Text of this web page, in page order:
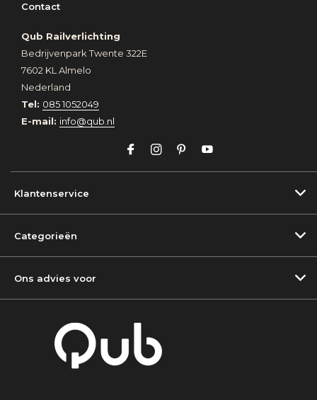
Contact
Qub Railverlichting
Bedrijvenpark Twente 322E
7602 KL Almelo
Nederland
Tel: 085 1052049
E-mail: info@qub.nl
Klantenservice
Categorieën
Ons advies voor